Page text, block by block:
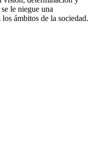
le niegue una
ámbitos de la sociedad.